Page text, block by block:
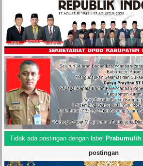
Tidak ada postingan dengan label Prabumulih.
postingan